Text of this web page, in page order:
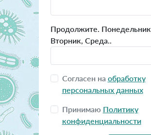
Продолжите. Понедельник,
Вторник, Среда..
Согласен на обработку
персональных данных
Принимаю Политику
конфиденциальности